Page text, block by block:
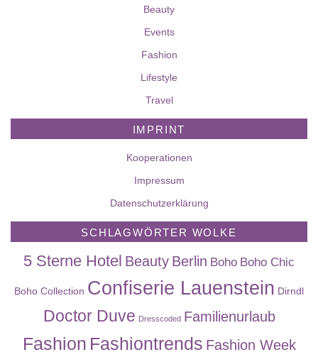
Beauty
Events
Fashion
Lifestyle
Travel
IMPRINT
Kooperationen
Impressum
Datenschutzerklärung
SCHLAGWÖRTER WOLKE
5 Sterne Hotel Beauty Berlin Boho Boho Chic
Boho Collection Confiserie Lauenstein Dirndl
Doctor Duve Dresscoded Familienurlaub
Fashion Fashiontrends Fashion Week